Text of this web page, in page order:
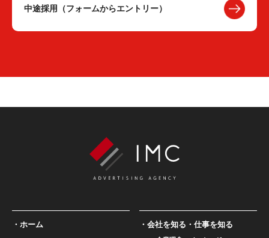
中途採用（フォームからエントリー）
ホーム 会社を知る・仕事を知る